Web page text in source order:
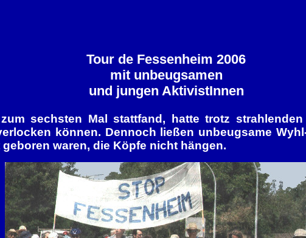
Tour de Fessenheim 2006
mit unbeugsamen
und jungen AktivistInnen
sechsten Mal stattfand, hatte trotz
können. Dennoch ließen unbeugsame
waren, die Köpfe nicht hängen.